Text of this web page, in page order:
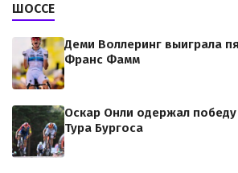
ШОССЕ
Деми Воллеринг выиграла
Франс Фамм
Оскар Онли одержал
Тура Бургоса